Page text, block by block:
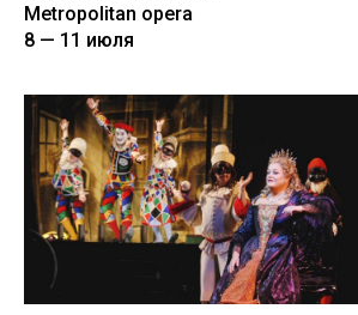
Metropolitan opera
8 — 11 июля